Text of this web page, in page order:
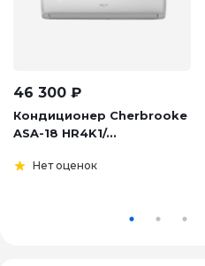
46 300 ₽
Кондиционер Cherbrooke
ASA-18 HR4K1/...
Нет оценок